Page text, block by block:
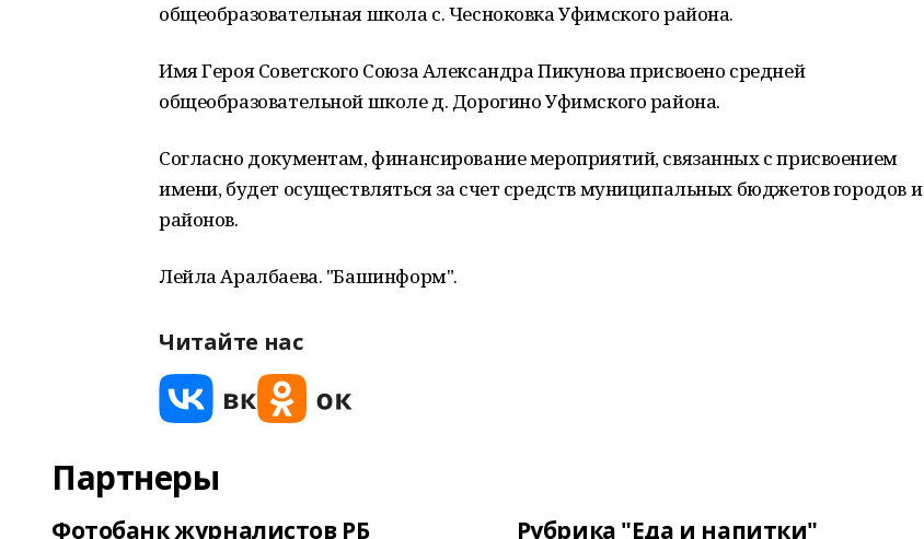
общеобразовательная школа с. Чесноковка Уфимского района.
Имя Героя Советского Союза Александра Пикунова присвоено средней
общеобразовательной школе д. Дорогино Уфимского района.
Согласно документам, финансирование мероприятий, связанных с присвоением
имени, будет осуществляться за счет средств муниципальных бюджетов городов и
районов.
Лейла Аралбаева. "Башинформ".
Читайте нас
Партнеры
Фотобанк журналистов РБ Рубрика "Еда и напитки"